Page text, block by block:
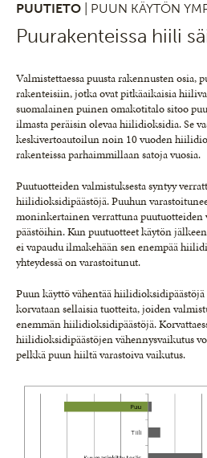
PUUTIETO | PUUN KÄYTÖN
Puurakenteissa hiili
Valmistettaessa puusta rakennusten osia,
rakenteisiin, jotka ovat pitkäaikaisia
suomalainen puinen omakotitalo sitoo
ilmasta peräisin olevaa hiilidioksidia. Se
keskivertoautoilun noin 10 vuoden
rakenteissa parhaimmillaan satoja vuosia.
Puutuotteiden valmistuksesta syntyy
hiilidioksidipäästöjä. Puuhun
moninkertainen verrattuna
päästöihin. Kun puutuotteet käytön
ei vapaudu ilmakehään sen enempää
yhteydessä on varastoitunut.
Puun käyttö vähentää
korvataan sellaisia tuotteita, joiden
enemmän hiilidioksidipäästöjä.
hiilidioksidipäästöjen vähennysvaikutus
pelkkä puun hiiltä varastoiva vaikutus.